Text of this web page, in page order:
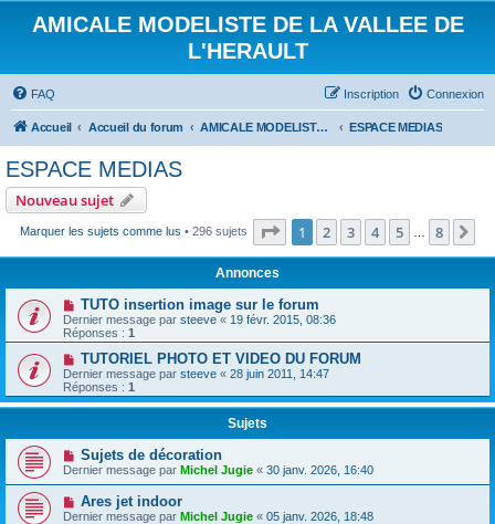
AMICALE MODELISTE DE LA VALLEE DE
L'HERAULT
FAQ Connexion
Inscription
Accueil Accueil du forum AMICALE MODELISTE DE LA VALLEE DE L'HERAULT ESPACE MEDIAS
ESPACE MEDIAS
Nouveau sujet
Marquer les sujets comme lus • 296 sujets Page 1sur8
1 2 3 4 5 8
Annonces
TUTO insertion image sur le forum
Dernier message par steeve « 19 févr. 2015, 08:36
Réponses : 1
TUTORIEL PHOTO ET VIDEO DU FORUM
Dernier message par steeve « 28 juin 2011, 14:47
Réponses : 1
Sujets
Sujets de décoration
Dernier message par Michel Jugie « 30 janv. 2026, 16:40
Ares jet indoor
Dernier message par Michel Jugie « 05 janv. 2026, 18:48